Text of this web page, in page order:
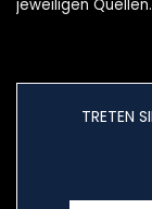
jeweiligen Quellen.
TRETEN